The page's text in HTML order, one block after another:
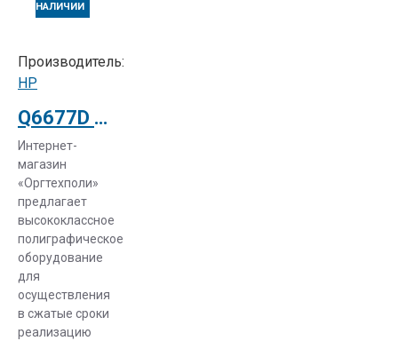
НАЛИЧИИ
Производитель:
НР
Q6677D Струйный плоттер HP Designjet Z2100 44-in Printer
Интернет-
магазин
«Оргтехполи»
предлагает
высококлассное
полиграфическое
оборудование
для
осуществления
в сжатые сроки
реализацию